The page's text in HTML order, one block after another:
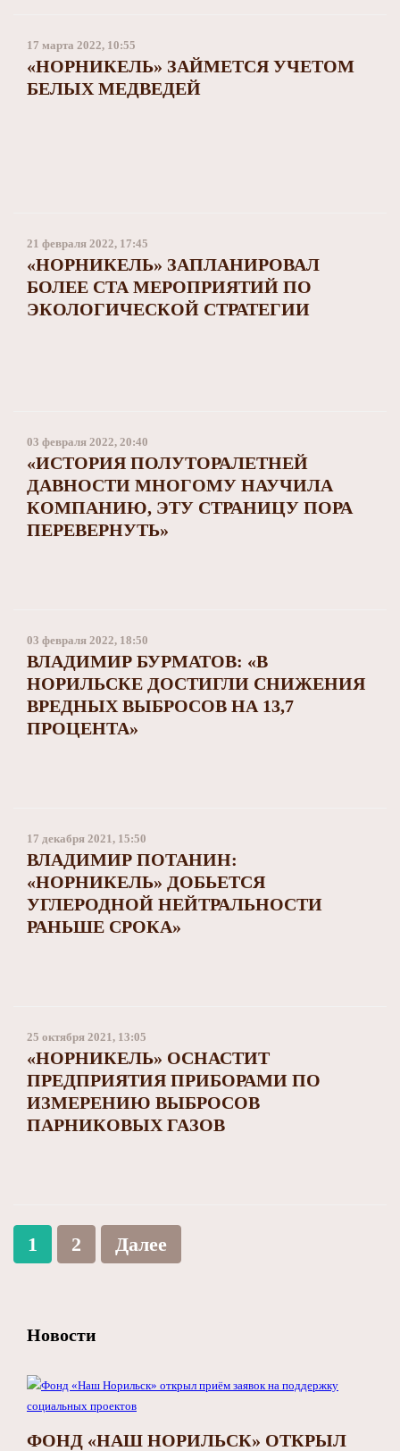
17 марта 2022, 10:55
«НОРНИКЕЛЬ» ЗАЙМЕТСЯ УЧЕТОМ
БЕЛЫХ МЕДВЕДЕЙ
21 февраля 2022, 17:45
«НОРНИКЕЛЬ» ЗАПЛАНИРОВАЛ
БОЛЕЕ СТА МЕРОПРИЯТИЙ ПО
ЭКОЛОГИЧЕСКОЙ СТРАТЕГИИ
03 февраля 2022, 20:40
«ИСТОРИЯ ПОЛУТОРАЛЕТНЕЙ
ДАВНОСТИ МНОГОМУ НАУЧИЛА
КОМПАНИЮ, ЭТУ СТРАНИЦУ ПОРА
ПЕРЕВЕРНУТЬ»
03 февраля 2022, 18:50
ВЛАДИМИР БУРМАТОВ: «В
НОРИЛЬСКЕ ДОСТИГЛИ СНИЖЕНИЯ
ВРЕДНЫХ ВЫБРОСОВ НА 13,7
ПРОЦЕНТА»
17 декабря 2021, 15:50
ВЛАДИМИР ПОТАНИН:
«НОРНИКЕЛЬ» ДОБЬЕТСЯ
УГЛЕРОДНОЙ НЕЙТРАЛЬНОСТИ
РАНЬШЕ СРОКА»
25 октября 2021, 13:05
«НОРНИКЕЛЬ» ОСНАСТИТ
ПРЕДПРИЯТИЯ ПРИБОРАМИ ПО
ИЗМЕРЕНИЮ ВЫБРОСОВ
ПАРНИКОВЫХ ГАЗОВ
1 2 Далее
Новости
ФОНД «НАШ НОРИЛЬСК» ОТКРЫЛ